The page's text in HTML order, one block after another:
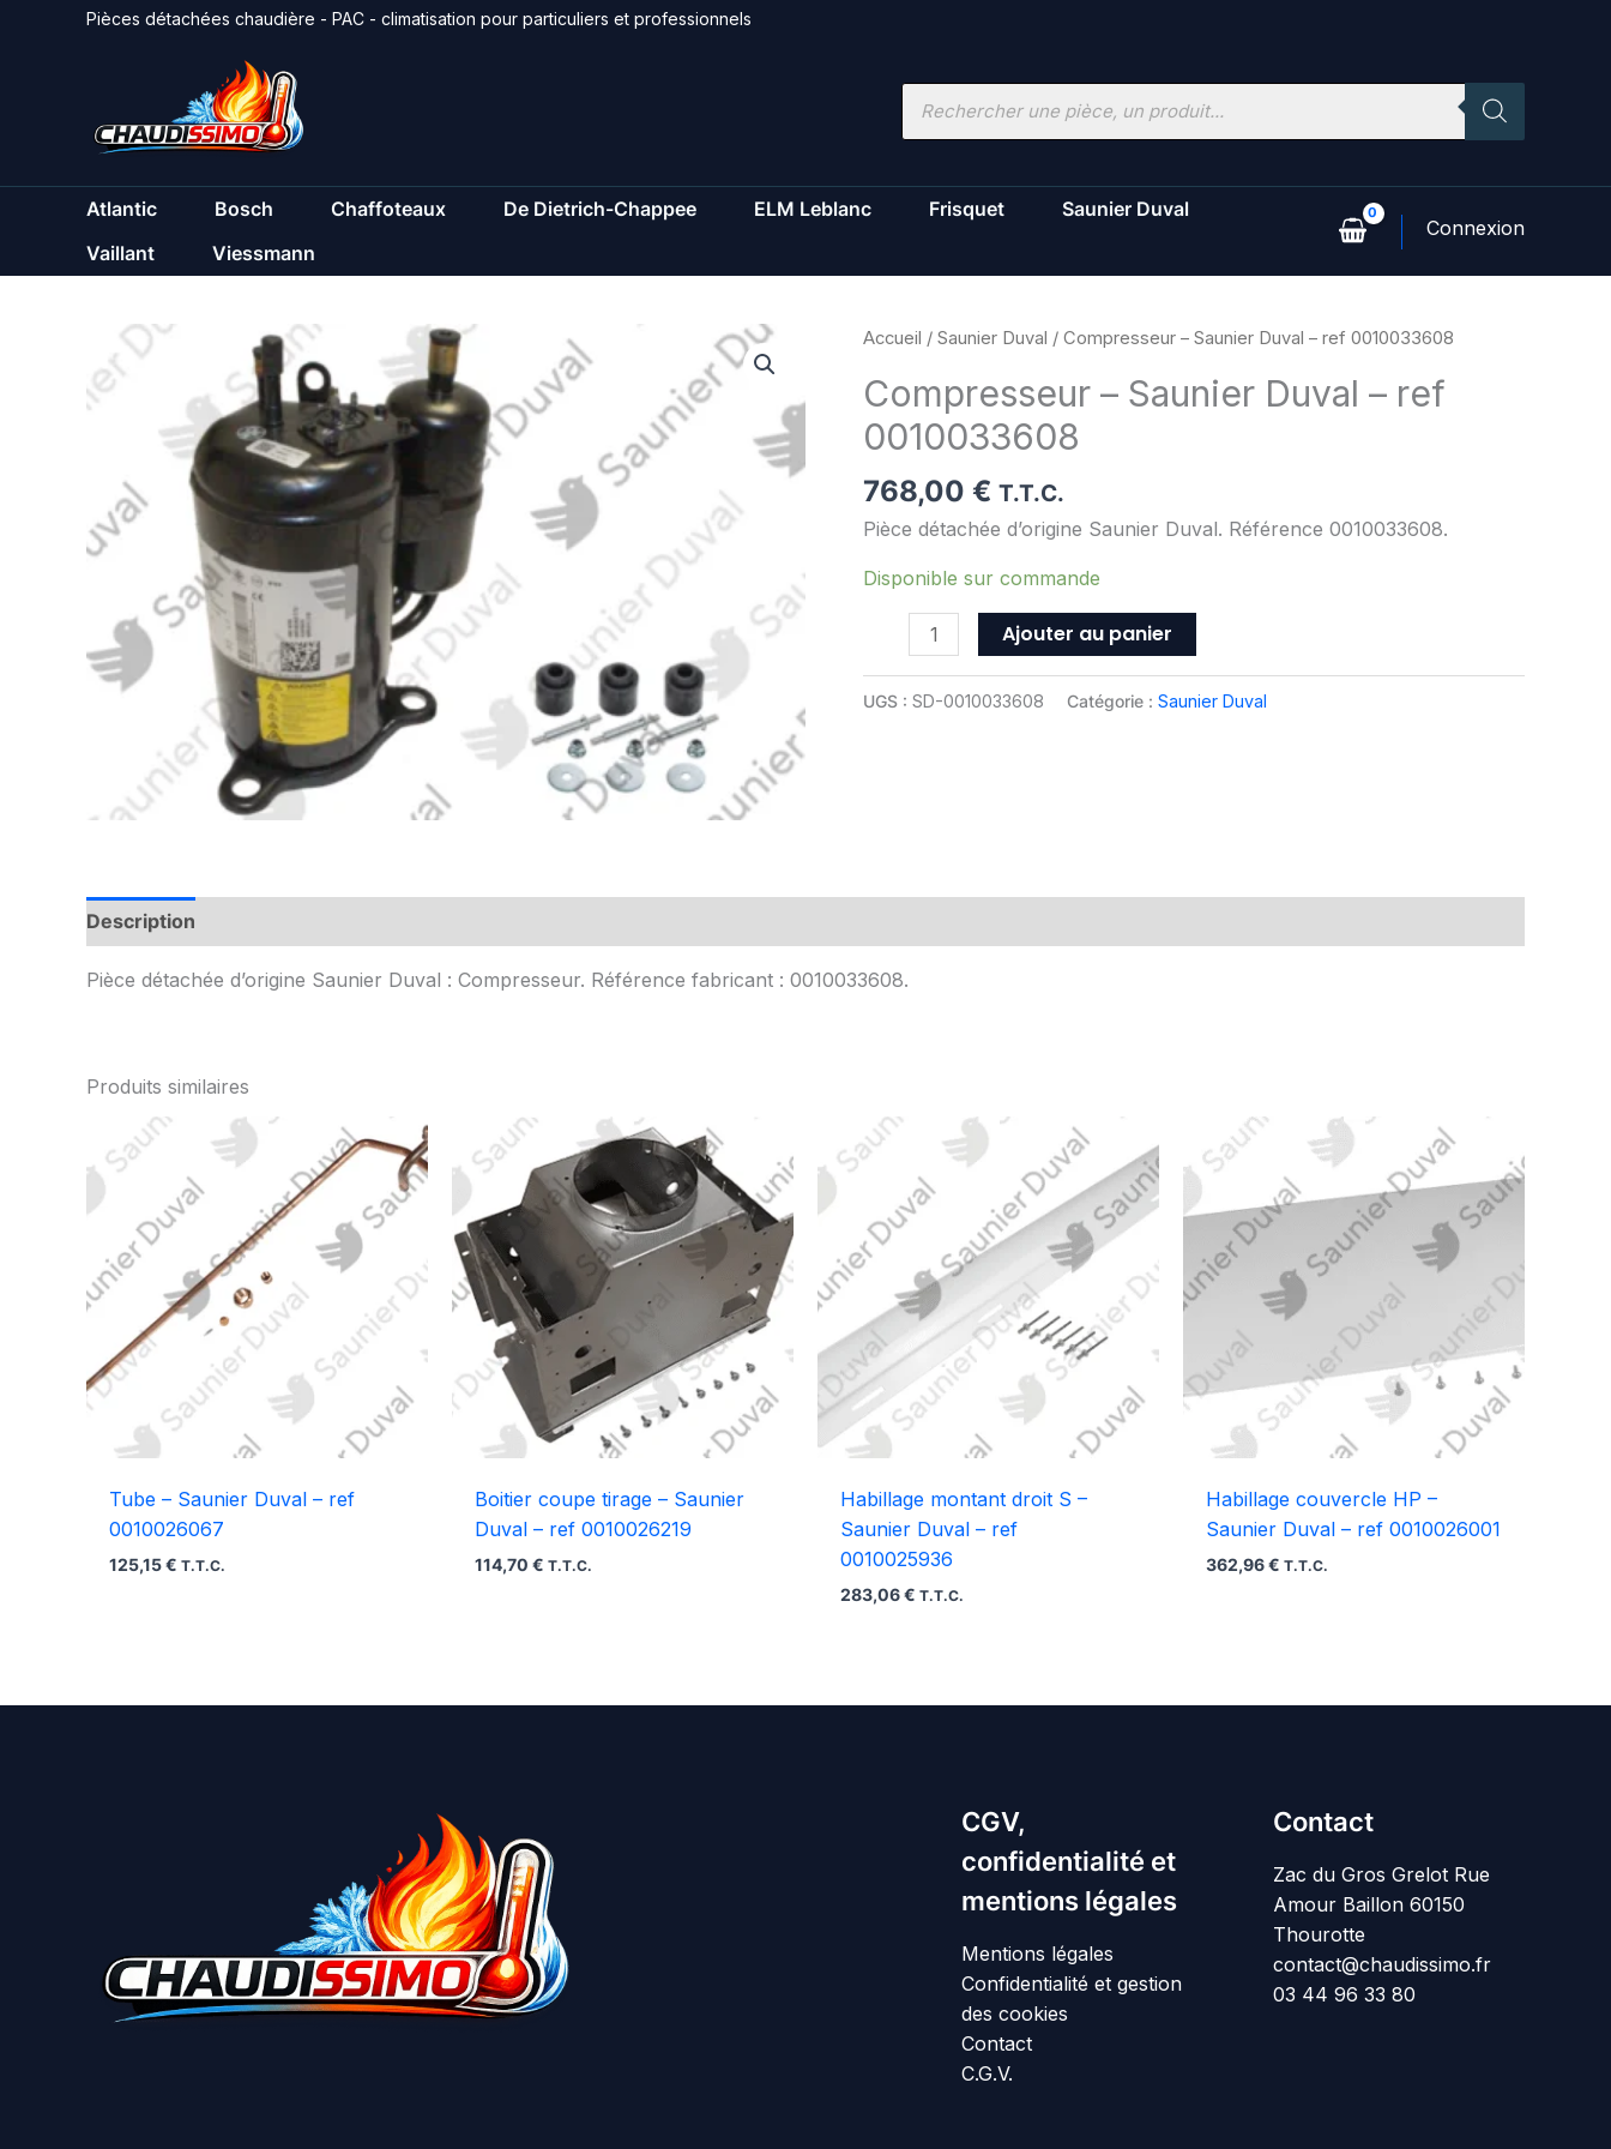
Pièces détachées chaudière - PAC - climatisation pour particuliers et professionnels
Recherche
Atlantic Bosch Chaffoteaux De Dietrich-Chappee ELM Leblanc Frisquet
Saunier Duval
Vaillant
Viessmann
Accueil / Saunier Duval / Compresseur – Saunier Duval – ref 0010033608
Compresseur – Saunier Duval – ref
0010033608
768,00 € T.T.C.
Pièce détachée d’origine Saunier Duval. Référence 0010033608.
Disponible sur commande
quantité
Compresseur
-
Saunier
Duval
-
0010033608
Ajouter au panier
UGS : SD-0010033608 Catégorie : Saunier Duval
Description
Pièce détachée d’origine Saunier Duval : Compresseur. Référence fabricant : 0010033608.
Produits similaires
Tube – Saunier Duval – ref
0010026067
125,15€ T.T.C.
Boitier coupe tirage – Saunier
Duval – ref 0010026219
114,70€ T.T.C.
Habillage montant droit S –
Saunier Duval – ref
0010025936
283,06€ T.T.C.
Habillage couvercle HP –
Saunier Duval – ref 0010026001
362,96€ T.T.C.
CGV,
confidentialité et
mentions légales
Mentions légales
Confidentialité et gestion
des cookies
Contact
C.G.V.
Contact
Zac du Gros Grelot Rue
Amour Baillon 60150
Thourotte
contact@chaudissimo.fr
03 44 96 33 80